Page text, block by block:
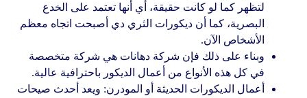
لتظهر كما لو كانت حقيقة، أي أنها تعتمد على الخدع
البصرية، كما أن ديكورات الثري دي أصبحت اتجاه معظم
الأشخاص الآن.
وبناء على ذلك فإن شركة دهانات هي شركة متخصصة
في كل هذه الأنواع من أعمال الديكور باحترافية عالية.
أعمال الديكورات الحديثة أو المودرن: ويعد أحدث صيحات